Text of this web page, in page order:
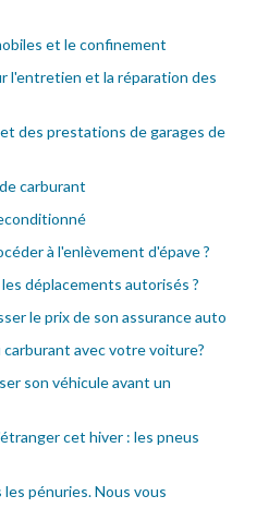
et le confinement
l'entretien et la réparation des
des prestations de garages de
carburant
à l'enlèvement d'épave ?
déplacements autorisés ?
le prix de son assurance auto
avec votre voiture?
son véhicule avant un
cet hiver : les pneus
les pénuries. Nous vous